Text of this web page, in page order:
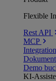
Flexible
Rest API
MCP
Demo
KI-